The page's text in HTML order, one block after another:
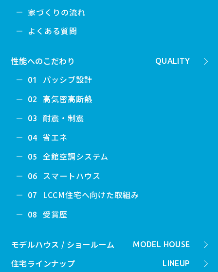
家づくりの流れ
よくある質問
QUALITY
性能へのこだわり
01 パッシブ設計
02 高気密高断熱
03 耐震・制震
04 省エネ
05 全館空調システム
06 スマートハウス
07 LCCM住宅へ向けた取組み
08 受賞歴
MODEL HOUSE
モデルハウス / ショールーム
LINEUP
住宅ラインナップ